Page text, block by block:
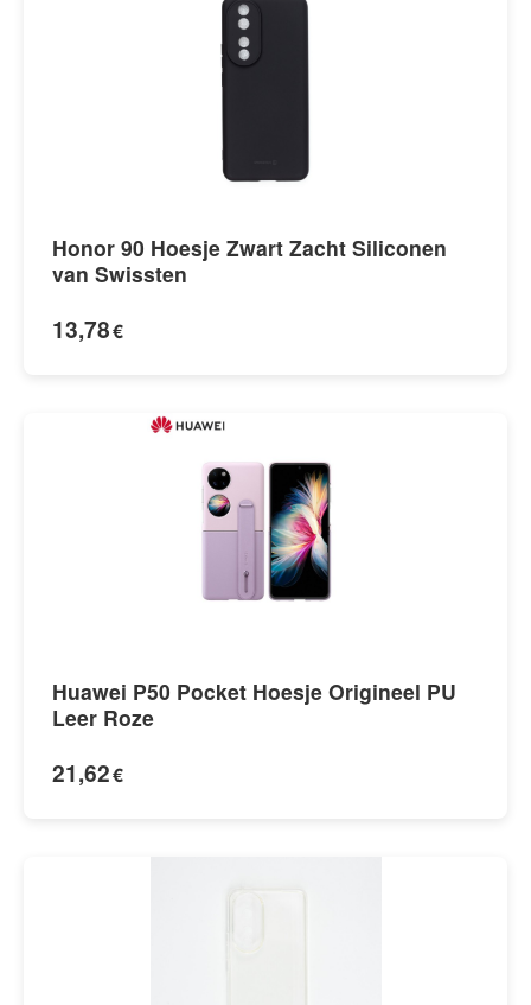
Honor 90 Hoesje Zwart Zacht Siliconen
van Swissten
13,78€
Huawei P50 Pocket Hoesje Origineel PU
Leer Roze
21,62€